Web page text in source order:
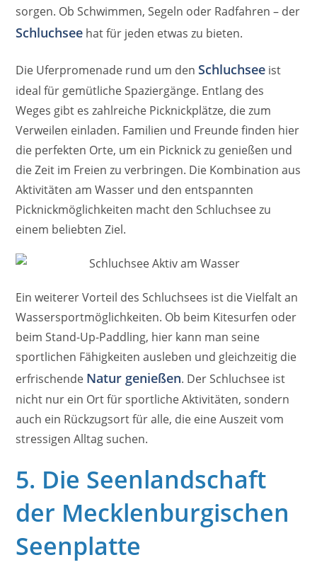
sorgen. Ob Schwimmen, Segeln oder Radfahren – der
Schluchsee hat für jeden etwas zu bieten.
Die Uferpromenade rund um denSchluchsee ist
ideal für gemütliche Spaziergänge. Entlang des
Weges gibt es zahlreiche Picknickplätze, die zum
Verweilen einladen. Familien und Freunde finden hier
die perfekten Orte, um ein Picknick zu genießen und
die Zeit im Freien zu verbringen. Die Kombination aus
Aktivitäten am Wasser und den entspannten
Picknickmöglichkeiten macht den Schluchsee zu
einem beliebten Ziel.
Ein weiterer Vorteil des Schluchsees ist die Vielfalt an
Wassersportmöglichkeiten. Ob beim Kitesurfen oder
beim Stand-Up-Paddling, hier kann man seine
sportlichen Fähigkeiten ausleben und gleichzeitig die
erfrischende Natur genießen. Der Schluchsee ist
nicht nur ein Ort für sportliche Aktivitäten, sondern
auch ein Rückzugsort für alle, die eine Auszeit vom
stressigen Alltag suchen.
5. Die Seenlandschaft
der Mecklenburgischen
Seenplatte